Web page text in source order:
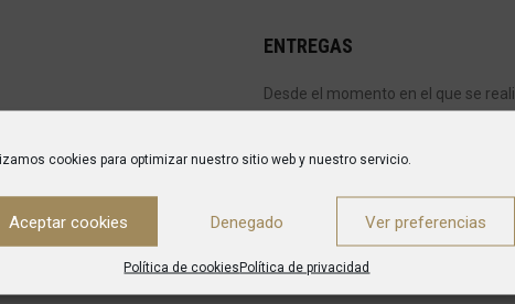
cookies para optimizar nuestro sitio web y nuestro servicio.
Aceptar cookies Denegado Ver preferencias
Política de cookiesPolítica de privacidad
ENTREGAS
Desde el momento en el que se
es de entre 5 y 7 días para envíos
Una vez que el pedido haya sido
confirmación del mismo
encargará de entregarte tu pedido.
Si en el momento de la entrega no
de transportes dejará un aviso y